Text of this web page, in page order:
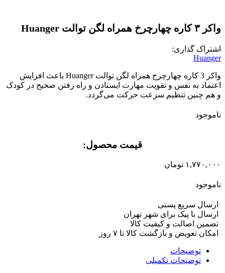
واکر ۳ کاره چهارچرخ همراه لگن توالت Huanger
اشتراک گذاری:
Huanger
واکر 3 کاره چهارچرخ همراه لگن توالت Huanger باعث افزایش
اعتماد به نفس و تقویت مهارت ایستادن و راه رفتن صحیح در کودک
و هم چنین تنظیم سرعت حرکت می‌گردد.
ناموجود
قیمت محصول:​
۱,۷۷۰,۰۰۰ تومان
ناموجود
ارسال سریع پستی
ارسال با پیک برای شهر تهران
تضمین اصالت و کیفیت کالا
امکان تعویض و بازگشت کالا تا ۷ روز
توضیحات
توضیحات تکمیلی